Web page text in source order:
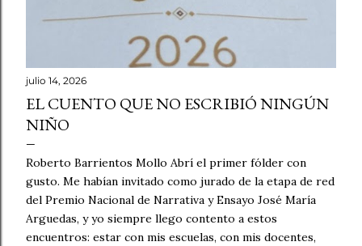
julio 14, 2026
EL CUENTO QUE NO ESCRIBIÓ NINGÚN
NIÑO
Roberto Barrientos Mollo Abrí el primer fólder con
gusto. Me habían invitado como jurado de la etapa de red
del Premio Nacional de Narrativa y Ensayo José María
Arguedas, y yo siempre llego contento a estos
encuentros: estar con mis escuelas, con mis docentes,